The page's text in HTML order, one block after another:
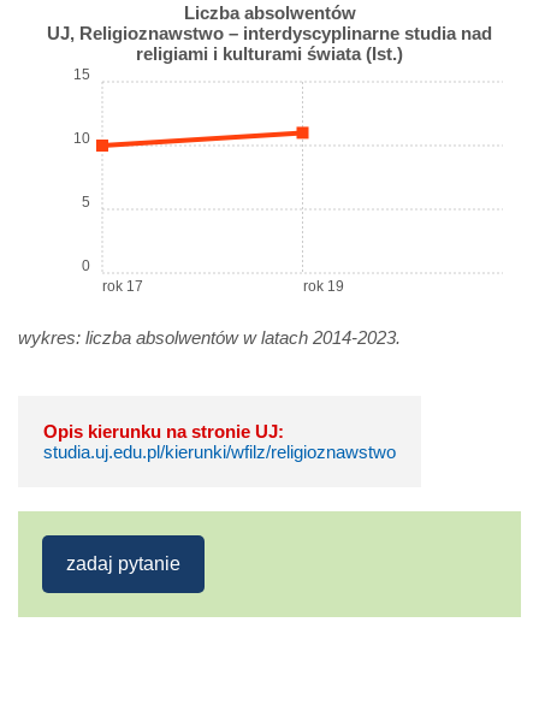
Liczba absolwentów
UJ, Religioznawstwo – interdyscyplinarne studia nad
religiami i kulturami świata (Ist.)
rok 17 rok 19
0
5
10
15
wykres: liczba absolwentów w latach 2014-2023.
Opis kierunku na stronie UJ:
studia.uj.edu.pl/kierunki/wfilz/religioznawstwo
zadaj pytanie